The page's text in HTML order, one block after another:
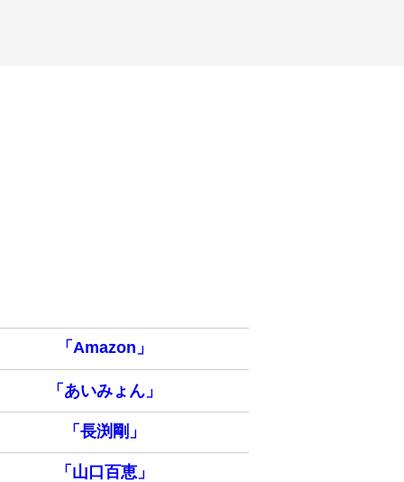
「Amazon」
「あいみょん」
「長渕剛」
「山口百恵」